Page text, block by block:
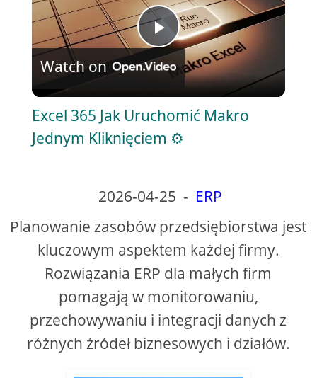
P
l
a
V
i
d
e
Watch on
Excel 365 Jak Uruchomić Makro
Jednym Kliknięciem ⚙️
2026-04-25 - ERP
Planowanie zasobów przedsiębiorstwa jest
kluczowym aspektem każdej firmy.
Rozwiązania ERP dla małych firm
pomagają w monitorowaniu,
przechowywaniu i integracji danych z
różnych źródeł biznesowych i działów.